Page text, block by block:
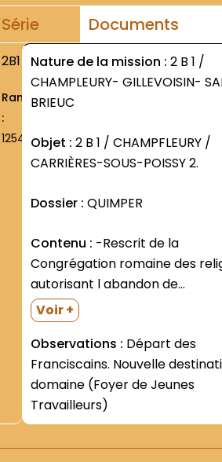
Série Documents
2B1
Rang
:
1254
Nature de la mission : 2 B 1 /
CHAMPLEURY- GILLEVOISIN-
BRIEUC
Objet : 2 B 1 / CHAMPFLEURY /
CARRIÈRES-SOUS-POISSY 2.
Dossier : QUIMPER
Contenu :
Congrégation romaine des
autorisant l abandon de
Champfleury et le transfert du
Scholasticat à Orsay (7 et 13
1955; copie dactylographiée) -
du P. Achille DEGEEST-
demandant au Dr Martin la
libération de la...
Voir +
Observations : Départ des
Franciscains. Nouvelle
domaine (Foyer de Jeunes
Travailleurs)